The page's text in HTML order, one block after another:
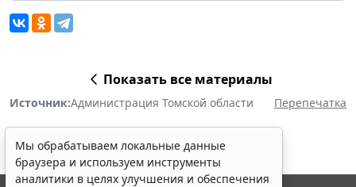
Показать все материалы
Источник:Администрация Томской области Перепечатка
Мы обрабатываем локальные данные
браузера и используем инструменты
аналитики в целях улучшения и обеспечения